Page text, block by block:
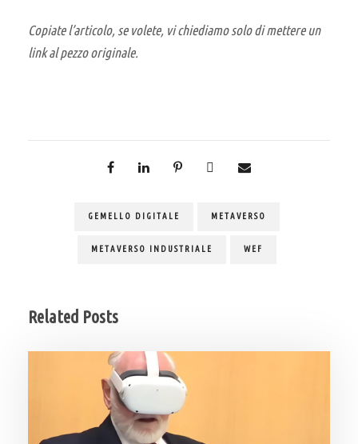
Copiate l’articolo, se volete, vi chiediamo solo di mettere un
link al pezzo originale.
GEMELLO DIGITALE METAVERSO
METAVERSO INDUSTRIALE WEF
Related Posts